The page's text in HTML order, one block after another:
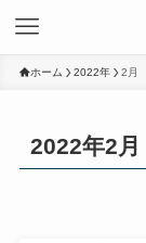
ホーム 2022年 2月
2022年2月